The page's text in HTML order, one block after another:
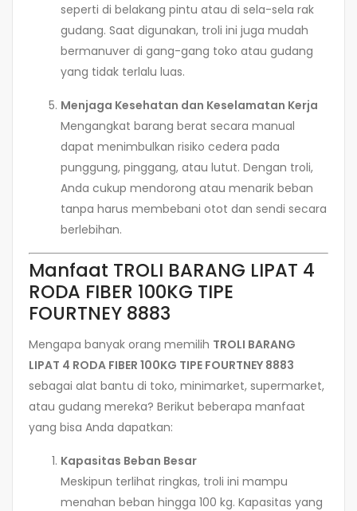
seperti di belakang pintu atau di sela-sela rak
gudang. Saat digunakan, troli ini juga mudah
bermanuver di gang-gang toko atau gudang
yang tidak terlalu luas.
Menjaga Kesehatan dan Keselamatan Kerja
Mengangkat barang berat secara manual
dapat menimbulkan risiko cedera pada
punggung, pinggang, atau lutut. Dengan troli,
Anda cukup mendorong atau menarik beban
tanpa harus membebani otot dan sendi secara
berlebihan.
Manfaat TROLI BARANG LIPAT 4
RODA FIBER 100KG TIPE
FOURTNEY 8883
Mengapa banyak orang memilih TROLI BARANG
LIPAT 4 RODA FIBER 100KG TIPE FOURTNEY 8883
sebagai alat bantu di toko, minimarket, supermarket,
atau gudang mereka? Berikut beberapa manfaat
yang bisa Anda dapatkan:
Kapasitas Beban Besar
Meskipun terlihat ringkas, troli ini mampu
menahan beban hingga 100 kg. Kapasitas yang